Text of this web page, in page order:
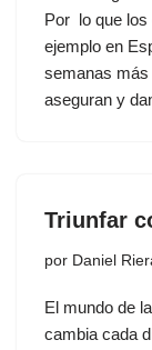
Por lo que
ejemplo en
semanas más
aseguran y
Triunfar
por Daniel
El mundo de
cambia cada